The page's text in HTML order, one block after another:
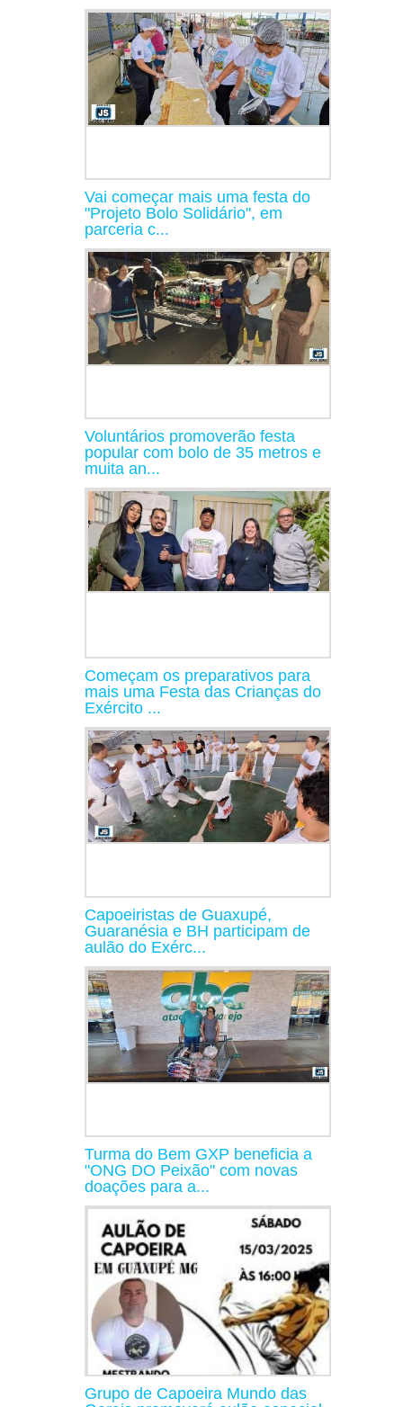
Vai começar mais uma festa do
"Projeto Bolo Solidário", em
parceria c...
Voluntários promoverão festa
popular com bolo de 35 metros e
muita an...
Começam os preparativos para
mais uma Festa das Crianças do
Exército ...
Capoeiristas de Guaxupé,
Guaranésia e BH participam de
aulão do Exérc...
Turma do Bem GXP beneficia a
"ONG DO Peixão" com novas
doações para a...
Grupo de Capoeira Mundo das